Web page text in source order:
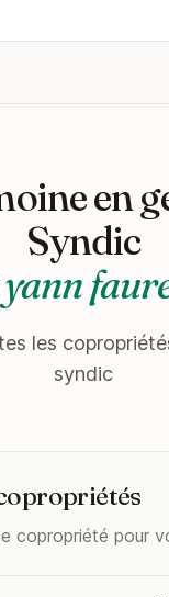
en
Syndic
les
syndic
copropriété pour